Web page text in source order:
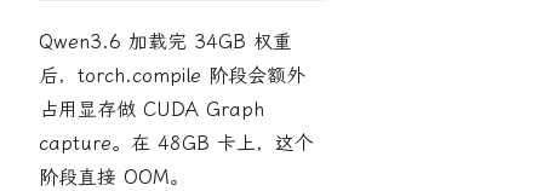
Qwen3.6 加载完 34GB 权重
后，torch.compile 阶段会额外
占用显存做 CUDA Graph
capture。在 48GB 卡上，这个
阶段直接 OOM。